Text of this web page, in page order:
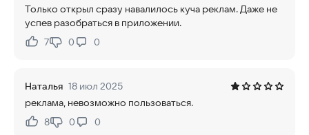
Только открыл сразу навалилось куча реклам. Даже не
успев разобраться в приложении.
Нравится:
7Не нравится:
0 0
Наталья 18 июл 2025
реклама, невозможно пользоваться.
Нравится:
8Не нравится:
0 0